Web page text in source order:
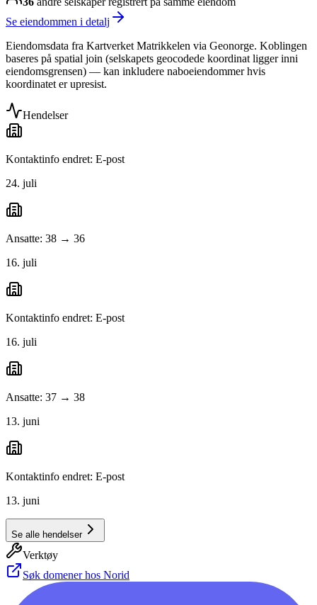
Se eiendommen i detalj
Eiendomsdata fra Kartverket Matrikkelen via Geonorge. Koblingen
baseres på spatial join (selskapets geocodede koordinat ligger inni
eiendomsgrensen) — kan inkludere naboeiendommer hvis
koordinatet er upresist.
Hendelser
Kontaktinfo endret: E-post
24. juli
Ansatte: 38 → 36
16. juli
Kontaktinfo endret: E-post
16. juli
Ansatte: 37 → 38
13. juni
Kontaktinfo endret: E-post
13. juni
Se alle hendelser
Verktøy
Søk domener hos Norid